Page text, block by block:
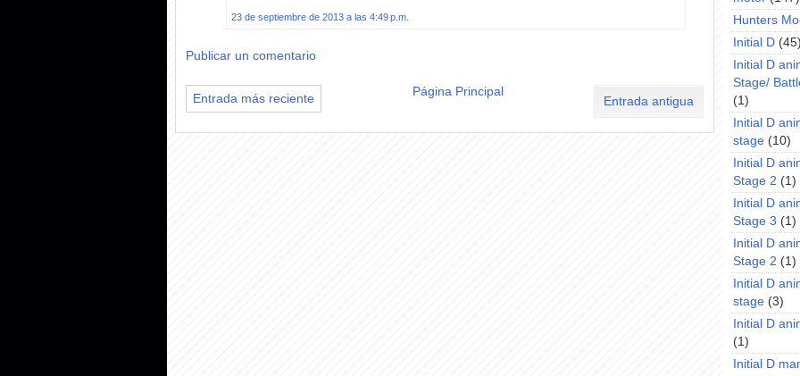
23 de septiembre de 2013 a las 4:49 p.m.
Publicar un comentario
Entrada más reciente Entrada antigua
Página Principal
Hunters
Initial D
Initial D
Stage/
(1)
Initial D
stage (10)
Initial D
Stage 2 (1)
Initial D
Stage 3 (1)
Initial D
Stage 2 (1)
Initial D
stage (3)
Initial D
(1)
Initial D